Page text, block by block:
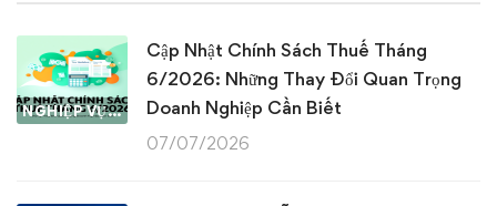
NGHIỆP VỤ KẾ TOÁN & THUẾ
Cập Nhật Chính Sách Thuế Tháng
6/2026: Những Thay Đổi Quan Trọng
Doanh Nghiệp Cần Biết
07/07/2026